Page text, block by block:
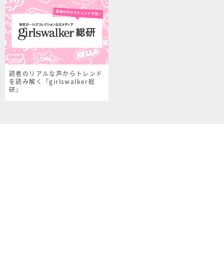
読者のリアルな声からトレンド
を読み解く『girlswalker総
研』